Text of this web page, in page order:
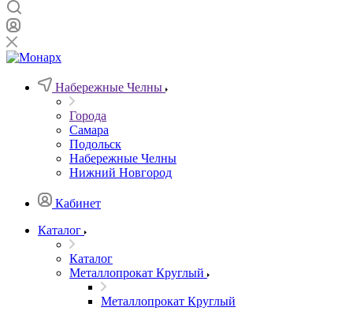
Набережные Челны
Города
Самара
Подольск
Набережные Челны
Нижний Новгород
Кабинет
Каталог
Каталог
Металлопрокат Круглый
Металлопрокат Круглый